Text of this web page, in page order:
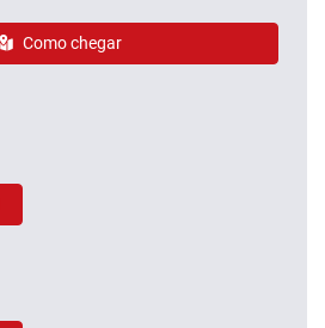
Como chegar